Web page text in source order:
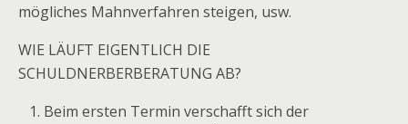
mögliches Mahnverfahren steigen, usw.
WIE LÄUFT EIGENTLICH DIE
SCHULDNERBERBERATUNG AB?
Beim ersten Termin verschafft sich der